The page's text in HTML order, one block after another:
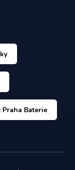
Praha Baterie